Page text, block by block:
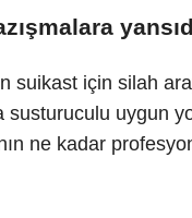
suikast için silah
susturuculu uygun
ne kadar